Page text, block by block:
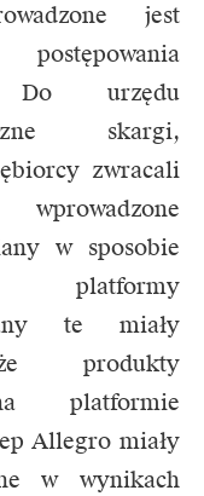
jest
Do urzędu
skargi,
zwracali
w sposobie
platformy
te miały
produkty
platformie
Allegro miały
w wynikach